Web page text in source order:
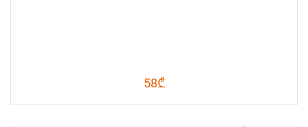
58₾